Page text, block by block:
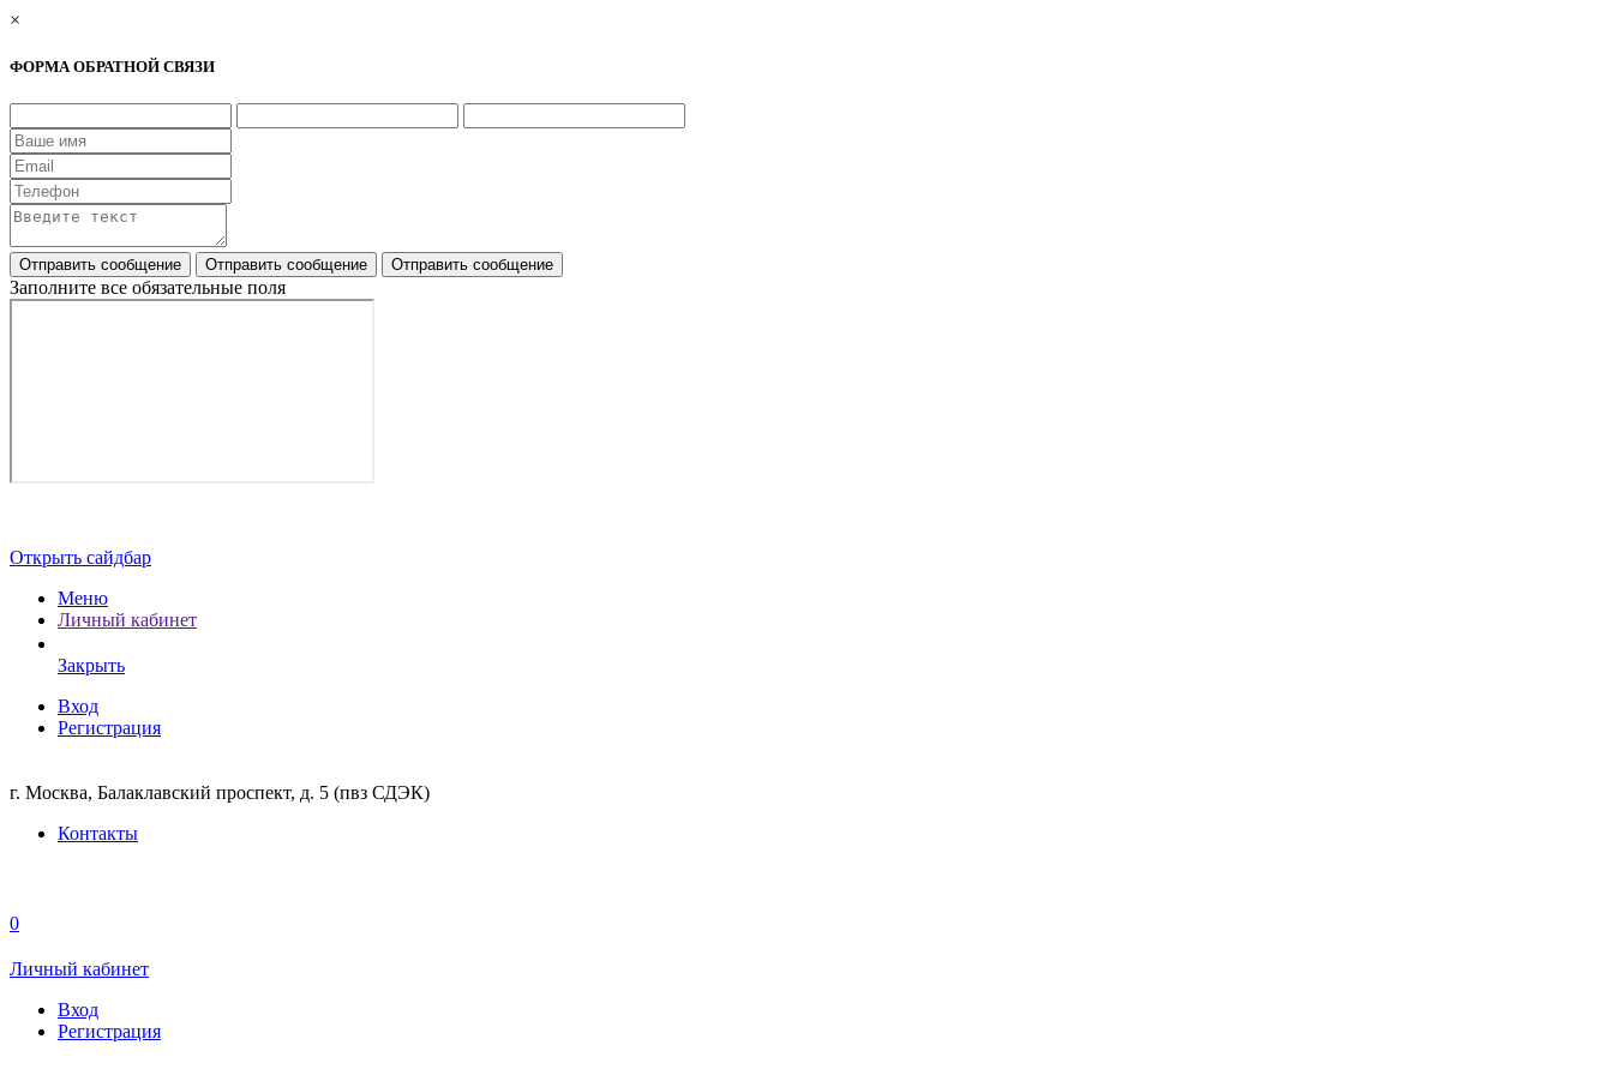
×
ФОРМА ОБРАТНОЙ СВЯЗИ
Заполните все обязательные поля
Открыть сайдбар
Меню
Личный кабинет
Закрыть
Вход
Регистрация
г. Москва, Балаклавский проспект, д. 5 (пвз СДЭК)
Контакты
0
Личный кабинет
Вход
Регистрация